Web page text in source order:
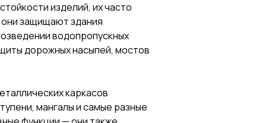
изделий, их часто
защищают здания
водопропускных
дорожных насыпей, мостов
каркасов
мангалы и самые разные